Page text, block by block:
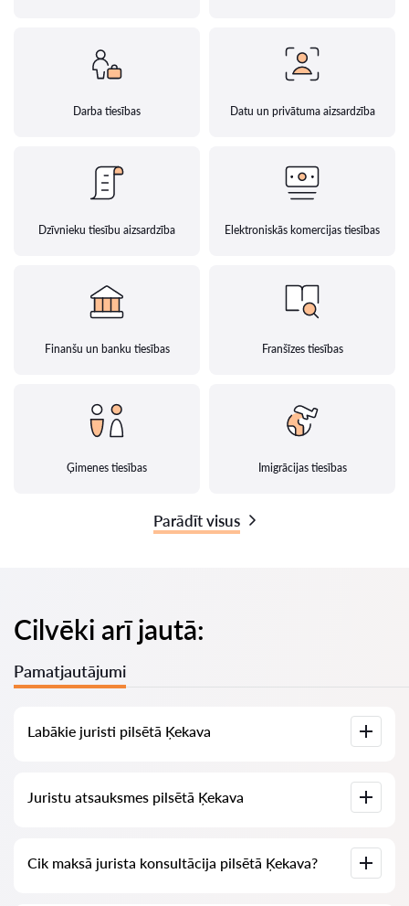
Darba tiesības Datu un privātuma aizsardzība
Dzīvnieku tiesību aizsardzība Elektroniskās komercijas tiesības
Finanšu un banku tiesības Franšīzes tiesības
Ģimenes tiesības Imigrācijas tiesības
Parādīt visus
Cilvēki arī jautā:
Pamatjautājumi
Labākie juristi pilsētā Ķekava
pilnīgu informāciju: cenas, atsauksmes, tālruņa numurs un
Juristu atsauksmes pilsētā Ķekava
juristiem, mēs neizdzēšam negatīvas atsauksmes un nav
iespēju tās manipulēt.
Cik maksā jurista konsultācija pilsētā Ķekava?